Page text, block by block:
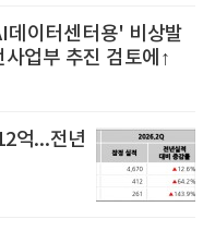
데이터센터용' 비상발
업부 추진 검토에↑
억...전년